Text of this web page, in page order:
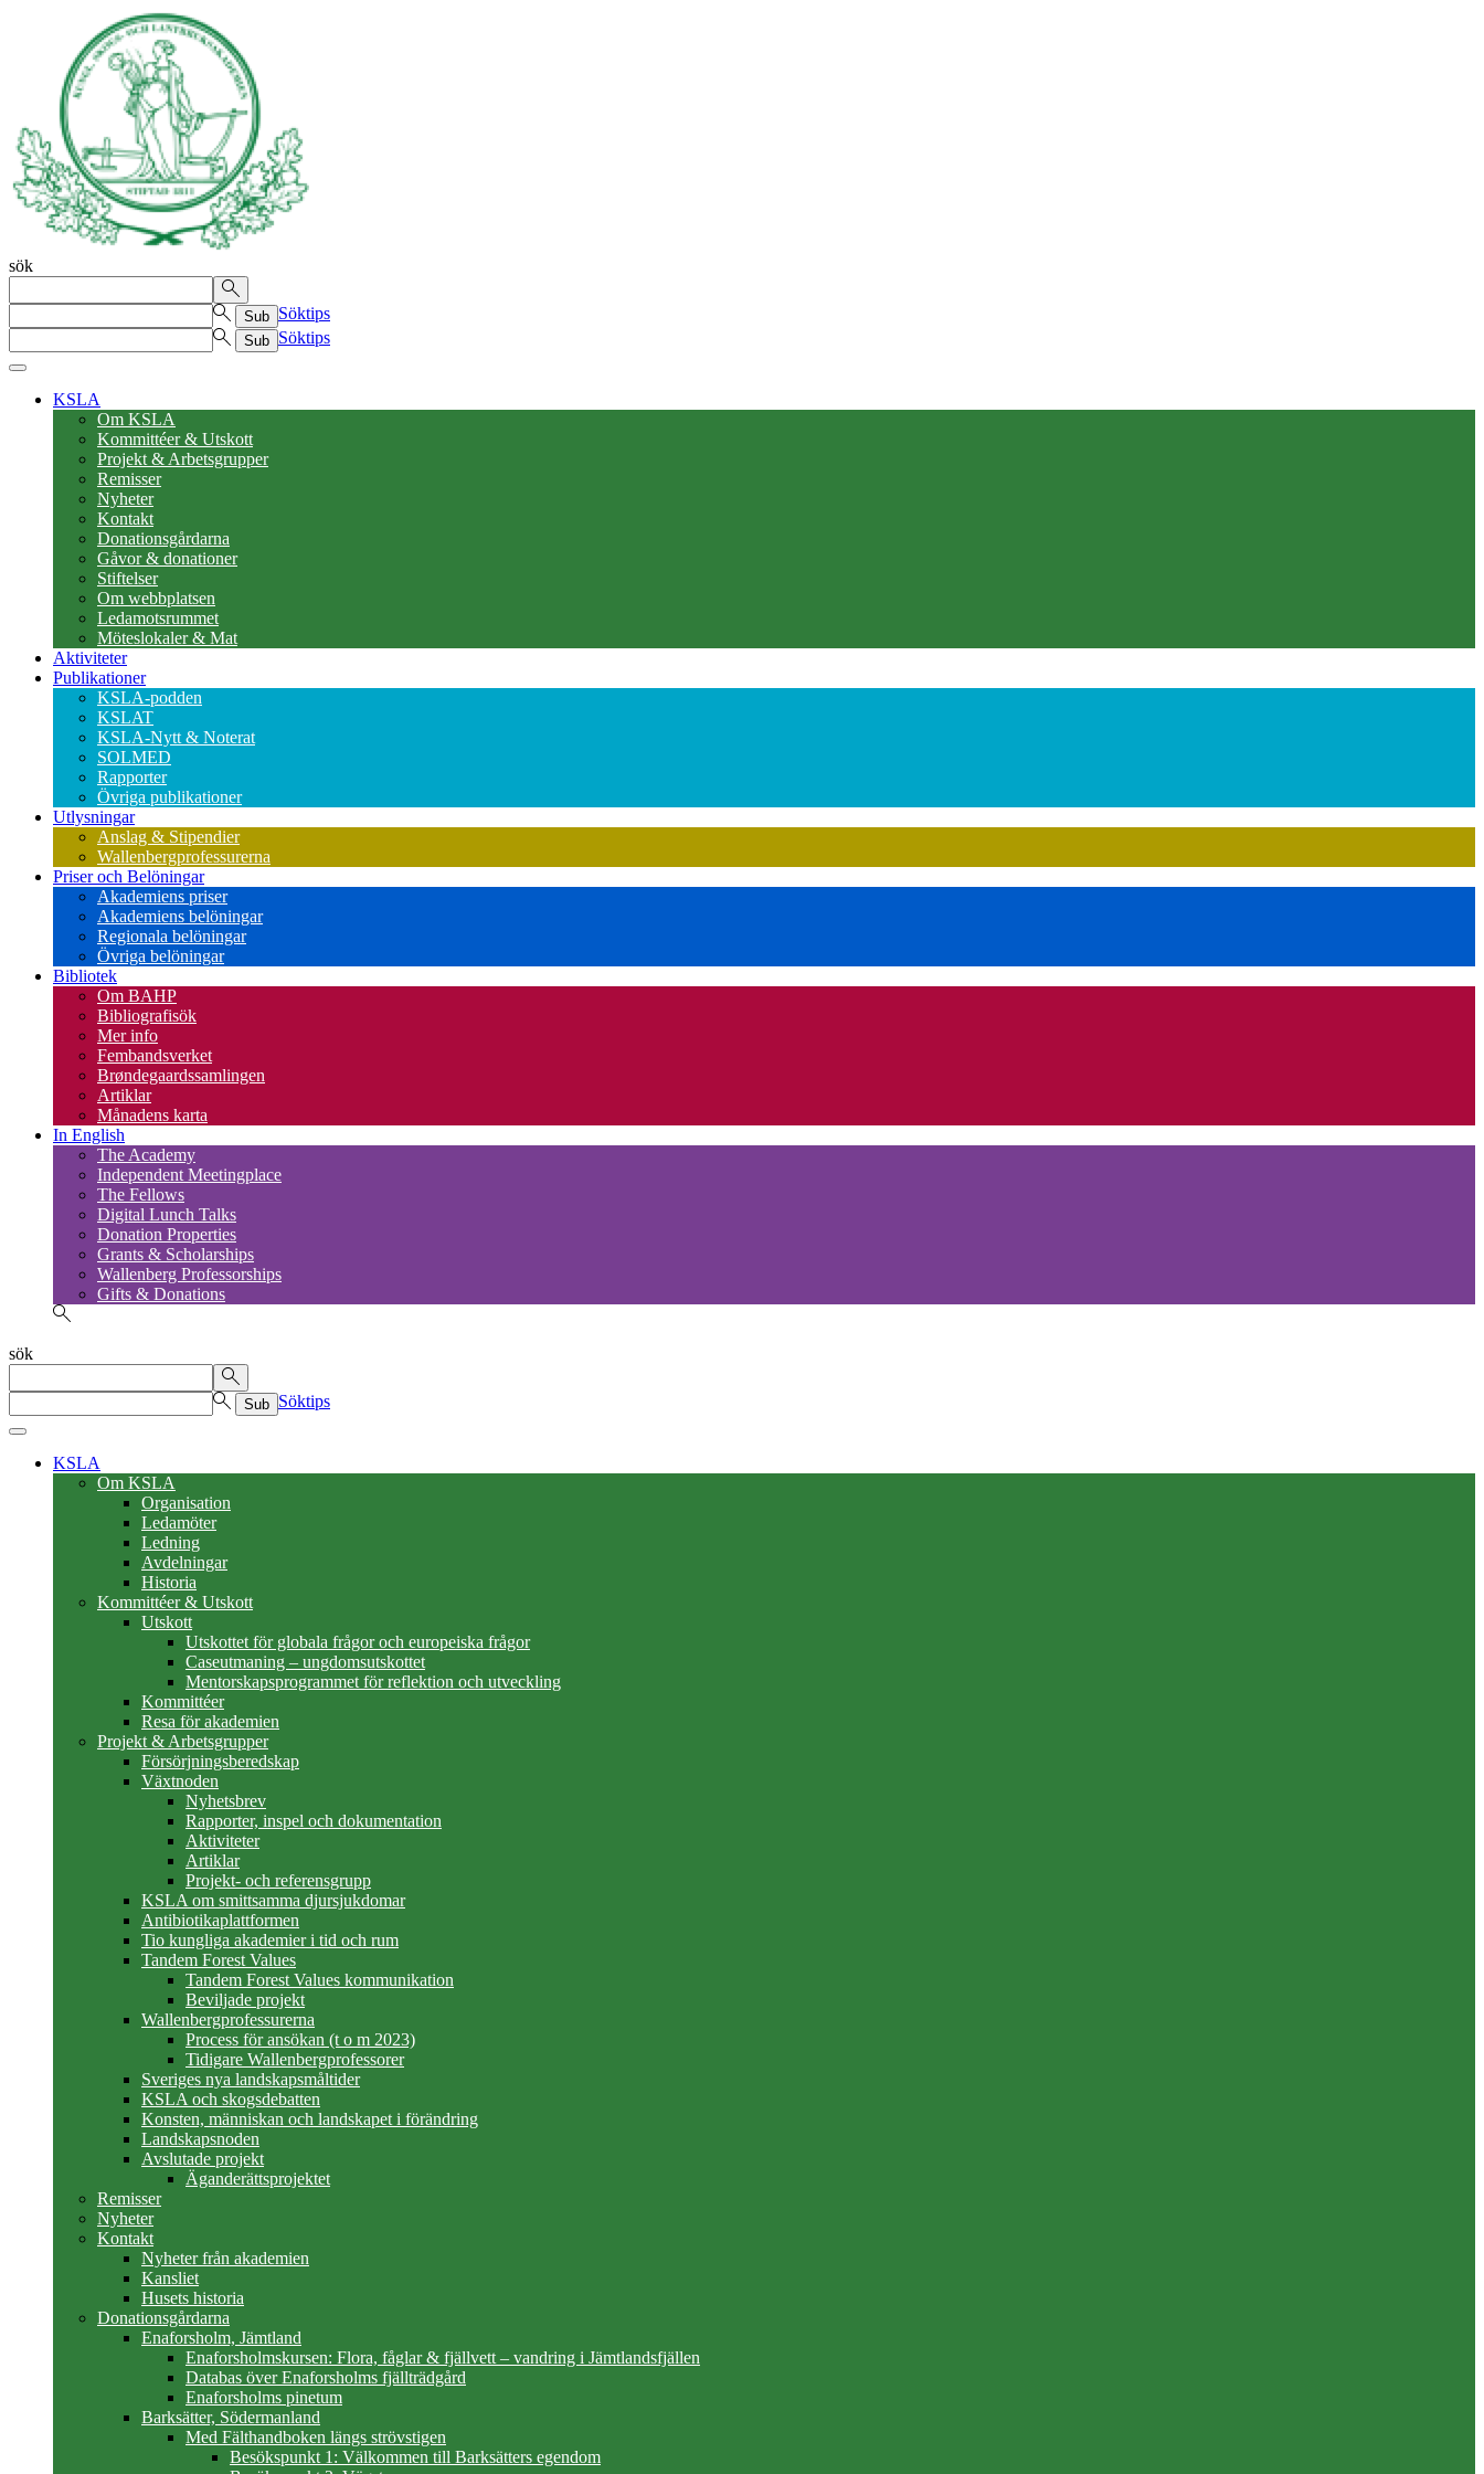
sök
Sub Söktips
Sub Söktips
KSLA
Om KSLA
Kommittéer & Utskott
Projekt & Arbetsgrupper
Remisser
Nyheter
Kontakt
Donationsgårdarna
Gåvor & donationer
Stiftelser
Om webbplatsen
Ledamotsrummet
Möteslokaler & Mat
Aktiviteter
Publikationer
KSLA-podden
KSLAT
KSLA-Nytt & Noterat
SOLMED
Rapporter
Övriga publikationer
Utlysningar
Anslag & Stipendier
Wallenbergprofessurerna
Priser och Belöningar
Akademiens priser
Akademiens belöningar
Regionala belöningar
Övriga belöningar
Bibliotek
Om BAHP
Bibliografisök
Mer info
Fembandsverket
Brøndegaardssamlingen
Artiklar
Månadens karta
In English
The Academy
Independent Meetingplace
The Fellows
Digital Lunch Talks
Donation Properties
Grants & Scholarships
Wallenberg Professorships
Gifts & Donations
sök
Sub Söktips
KSLA
Om KSLA
Organisation
Ledamöter
Ledning
Avdelningar
Historia
Kommittéer & Utskott
Utskott
Utskottet för globala frågor och europeiska frågor
Caseutmaning – ungdomsutskottet
Mentorskapsprogrammet för reflektion och utveckling
Kommittéer
Resa för akademien
Projekt & Arbetsgrupper
Försörjningsberedskap
Växtnoden
Nyhetsbrev
Rapporter, inspel och dokumentation
Aktiviteter
Artiklar
Projekt- och referensgrupp
KSLA om smittsamma djursjukdomar
Antibiotikaplattformen
Tio kungliga akademier i tid och rum
Tandem Forest Values
Tandem Forest Values kommunikation
Beviljade projekt
Wallenbergprofessurerna
Process för ansökan (t o m 2023)
Tidigare Wallenbergprofessorer
Sveriges nya landskapsmåltider
KSLA och skogsdebatten
Konsten, människan och landskapet i förändring
Landskapsnoden
Avslutade projekt
Äganderättsprojektet
Remisser
Nyheter
Kontakt
Nyheter från akademien
Kansliet
Husets historia
Donationsgårdarna
Enaforsholm, Jämtland
Enaforsholmskursen: Flora, fåglar & fjällvett – vandring i Jämtlandsfjällen
Databas över Enaforsholms fjällträdgård
Enaforsholms pinetum
Barksätter, Södermanland
Med Fälthandboken längs strövstigen
Besökspunkt 1: Välkommen till Barksätters egendom